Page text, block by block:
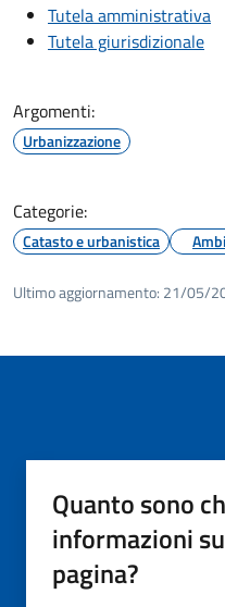
Tutela amministrativa
Tutela giurisdizionale
Argomenti:
Urbanizzazione
Categorie:
Catasto e urbanistica
Ultimo aggiornamento: 21/05/
Quanto sono
informazioni
pagina?